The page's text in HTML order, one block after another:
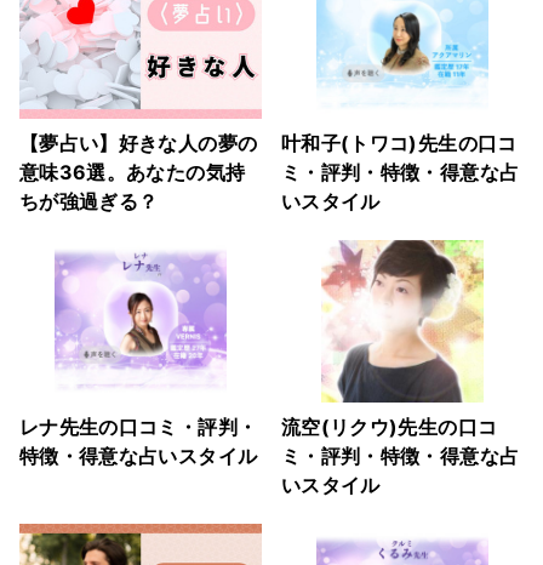
【夢占い】好きな人の夢の
意味36選。あなたの気持
ちが強過ぎる？
叶和子(トワコ)先生の口コ
ミ・評判・特徴・得意な占
いスタイル
レナ先生の口コミ・評判・
特徴・得意な占いスタイル
流空(リクウ)先生の口コ
ミ・評判・特徴・得意な占
いスタイル